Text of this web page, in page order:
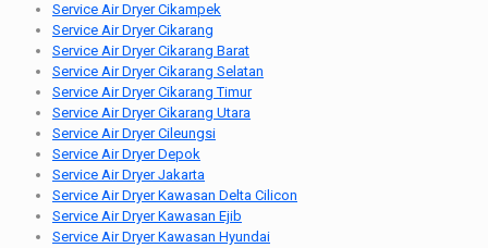
Service Air Dryer Cikampek
Service Air Dryer Cikarang
Service Air Dryer Cikarang Barat
Service Air Dryer Cikarang Selatan
Service Air Dryer Cikarang Timur
Service Air Dryer Cikarang Utara
Service Air Dryer Cileungsi
Service Air Dryer Depok
Service Air Dryer Jakarta
Service Air Dryer Kawasan Delta Cilicon
Service Air Dryer Kawasan Ejib
Service Air Dryer Kawasan Hyundai